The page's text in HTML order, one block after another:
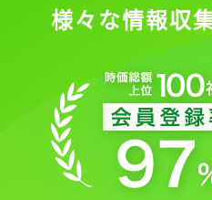
様々な情報収